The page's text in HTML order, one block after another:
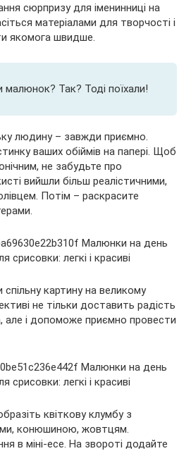
сюрпризу для іменинниці на
матеріалами для творчості і
якомога швидше.
малюнок? Так? Тоді поїхали!
людину – завжди приємно.
ваших обіймів на папері. Щоб
не забудьте про
вийшли більш реалістичними,
Потім – раскрасите
картину на великому
не тільки доставить радість
але і допоможе приємно провести
квіткову клумбу з
конюшиною, жовтцям.
в міні-есе. На звороті додайте